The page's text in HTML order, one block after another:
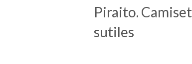
Piraito.
sutiles